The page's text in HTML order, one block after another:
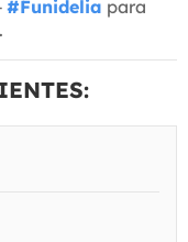
#Funidelia para